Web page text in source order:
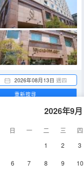
2026年08月13日 週四
2026年9月
日 一 二 三
四
1
2 3
6 7 8 9 10
重新搜尋
空調